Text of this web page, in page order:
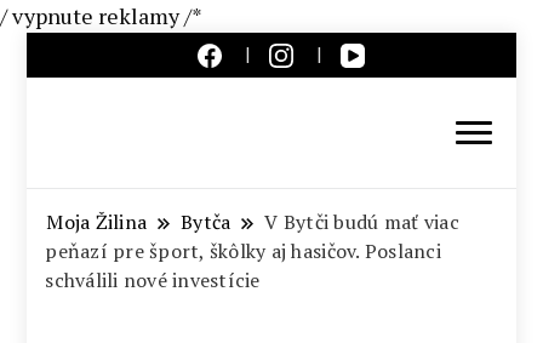
/ vypnute reklamy /*
Slovensko
Moja Žilina Bytča
V Bytči budú mať viac
peňazí pre šport, škôlky aj hasičov. Poslanci
schválili nové investície